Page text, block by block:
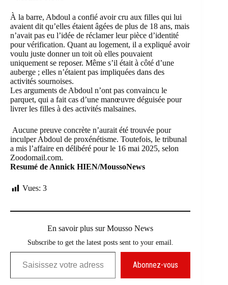
À la barre, Abdoul a confié avoir cru aux filles qui lui
avaient dit qu’elles étaient âgées de plus de 18 ans, mais
n’avait pas eu l’idée de réclamer leur pièce d’identité
pour vérification. Quant au logement, il a expliqué avoir
voulu juste donner un toit où elles pouvaient
uniquement se reposer. Même s’il était à côté d’une
auberge ; elles n’étaient pas impliquées dans des
activités sournoises.
Les arguments de Abdoul n’ont pas convaincu le
parquet, qui a fait cas d’une manœuvre déguisée pour
livrer les filles à des activités malsaines.
Aucune preuve concrète n’aurait été trouvée pour
inculper Abdoul de proxénétisme. Toutefois, le tribunal
a mis l’affaire en délibéré pour le 16 mai 2025, selon
Zoodomail.com.
Resumé de Annick HIEN/MoussoNews
Vues: 3
En savoir plus sur Mousso News
Subscribe to get the latest posts sent to your email.
Saisissez votre adresse e-mail…
Abonnez-vous